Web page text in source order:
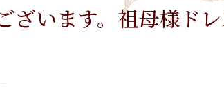
ざいます。祖母様ド